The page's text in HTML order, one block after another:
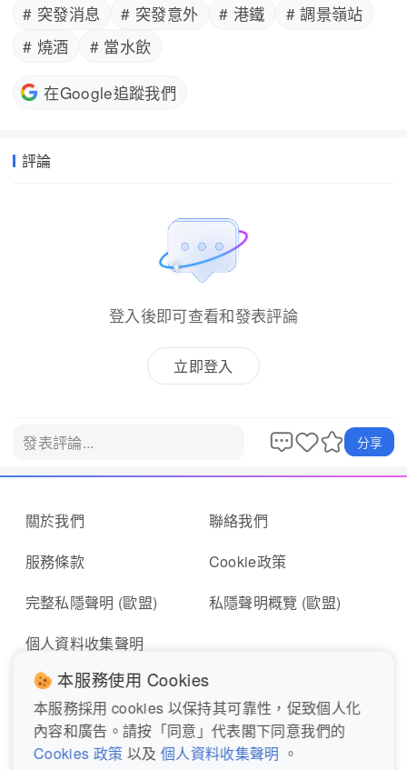
# 突發消息 # 突發意外 # 港鐵
# 調景嶺站
# 燒酒
# 當水飲
在Google追蹤我們
評論
登入後即可查看和發表評論
立即登入
發表評論... 分享
關於我們
服務條款
完整私隱聲明 (歐盟)
個人資料收集聲明
聯絡我們
Cookie政策
私隱聲明概覽 (歐盟)
即時報料 報東張表格
關注我們
本服務使用 Cookies
本服務採用 cookies 以保持其可靠性，促致個人化
內容和廣告。請按「同意」代表閣下同意我們的
Cookies 政策 以及 個人資料收集聲明 。